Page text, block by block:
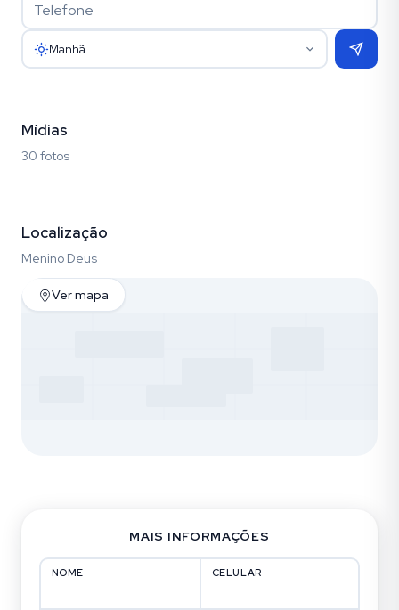
Manhã
Mídias
30 fotos
Localização
Menino Deus
Ver mapa
MAIS INFORMAÇÕES
NOME CELULAR